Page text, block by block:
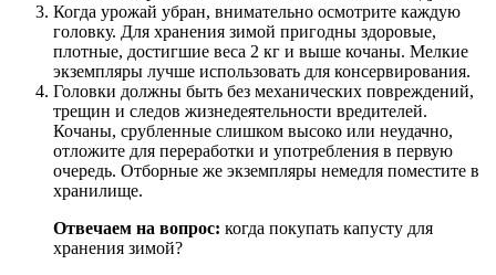
Когда урожай убран, внимательно осмотрите каждую
головку. Для хранения зимой пригодны здоровые,
плотные, достигшие веса 2 кг и выше кочаны. Мелкие
экземпляры лучше использовать для консервирования.
Головки должны быть без механических повреждений,
трещин и следов жизнедеятельности вредителей.
Кочаны, срубленные слишком высоко или неудачно,
отложите для переработки и употребления в первую
очередь. Отборные же экземпляры немедля поместите в
хранилище.
Отвечаем на вопрос: когда покупать капусту для
хранения зимой?